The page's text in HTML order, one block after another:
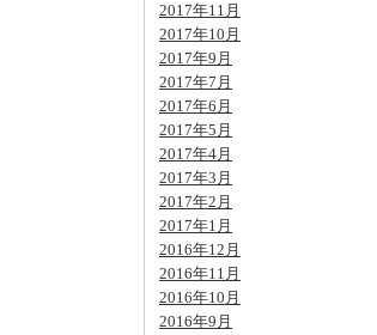
2017年11月
2017年10月
2017年9月
2017年7月
2017年6月
2017年5月
2017年4月
2017年3月
2017年2月
2017年1月
2016年12月
2016年11月
2016年10月
2016年9月